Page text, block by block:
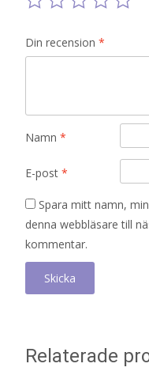
Din recension *
Namn *
E-post *
Spara mitt namn,
denna webbläsare till
kommentar.
Relaterade